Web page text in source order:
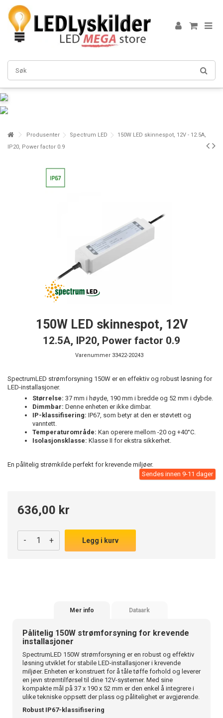
Produsenter Spectrum LED
150W LED skinnespot, 12V - 12.5A,
IP20, Power factor 0.9
150W LED skinnespot, 12V
12.5A, IP20, Power factor 0.9
Varenummer 33422-20243
SpectrumLED strømforsyning 150W er en effektiv og robust løsning for
LED-installasjoner.
Størrelse: 37 mm i høyde, 190 mm i bredde og 52 mm i dybde.
Dimmbar: Denne enheten er ikke dimbar.
IP-klassifisering: IP67, som betyr at den er støvtett og
vanntett.
Temperaturområde: Kan operere mellom -20 og +40°C.
Isolasjonsklasse: Klasse II for ekstra sikkerhet.
En pålitelig strømkilde perfekt for krevende miljøer.
Sendes innen 9-11 dager
636,00 kr
- + Legg i kurv
Mer info Dataark
Pålitelig 150W strømforsyning for krevende
installasjoner
SpectrumLED 150W strømforsyning er en robust og effektiv
løsning utviklet for stabile LED-installasjoner i krevende
miljøer. Enheten er konstruert for å tåle tøffe forhold og leverer
en jevn strømtilførsel til dine 12V-systemer. Med sine
kompakte mål på 37 x 190 x 52 mm er den enkel å integrere i
ulike tekniske oppsett der plass og pålitelighet er avgjørende.
Robust IP67-klassifisering